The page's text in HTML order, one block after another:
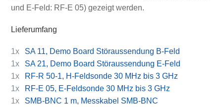
und E-Feld: RF-E 05) gezeigt werden.
Lieferumfang
1x
SA 11, Demo Board Störaussendung B-Feld
1x
SA 21, Demo Board Störaussendung E-Feld
1x
RF-R 50-1, H-Feldsonde 30 MHz bis 3 GHz
1x
RF-E 05, E-Feldsonde 30 MHz bis 3 GHz
1x
SMB-BNC 1 m, Messkabel SMB-BNC